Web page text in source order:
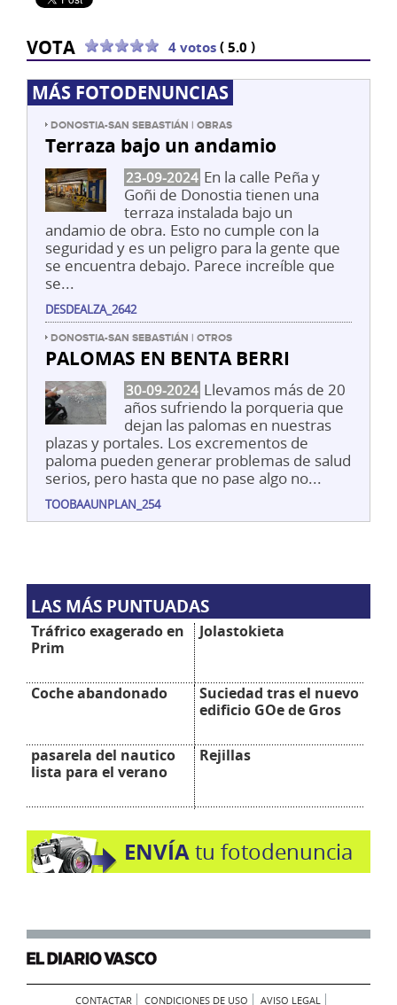
VOTA 4 votos(5.0 )
MÁS FOTODENUNCIAS
DONOSTIA-SAN SEBASTIÁN | OBRAS
Terraza bajo un andamio
23-09-2024 En la calle Peña y
Goñi de Donostia tienen una
terraza instalada bajo un
andamio de obra. Esto no cumple con la
seguridad y es un peligro para la gente que
se encuentra debajo. Parece increíble que
se...
DESDEALZA_2642
DONOSTIA-SAN SEBASTIÁN | OTROS
PALOMAS EN BENTA BERRI
30-09-2024 Llevamos más de 20
años sufriendo la porqueria que
dejan las palomas en nuestras
plazas y portales. Los excrementos de
paloma pueden generar problemas de salud
serios, pero hasta que no pase algo no...
TOOBAAUNPLAN_254
LAS MÁS PUNTUADAS
Tráfrico exagerado en
Prim
Jolastokieta
Coche abandonado
Suciedad tras el nuevo
edificio GOe de Gros
pasarela del nautico
lista para el verano
Rejillas
ENVÍAtu fotodenuncia
CONTACTAR CONDICIONES DE USO AVISO LEGAL